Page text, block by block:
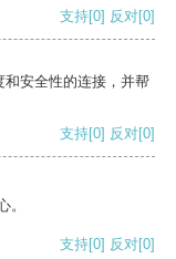
支持[0] 反对[0]
安全性的连接，并帮
支持[0] 反对[0]
。
支持[0] 反对[0]